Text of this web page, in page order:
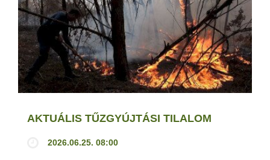
AKTUÁLIS TŰZGYÚJTÁSI TILALOM
2026.06.25. 08:00